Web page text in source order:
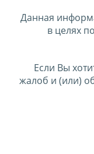
Данная
в целях
Если Вы
жалоб и (или)